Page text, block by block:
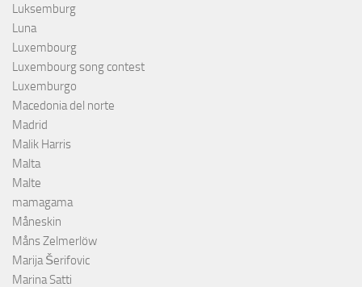
Luksemburg
Luna
Luxembourg
Luxembourg song contest
Luxemburgo
Macedonia del norte
Madrid
Malik Harris
Malta
Malte
mamagama
Måneskin
Måns Zelmerlöw
Marija Šerifovic
Marina Satti